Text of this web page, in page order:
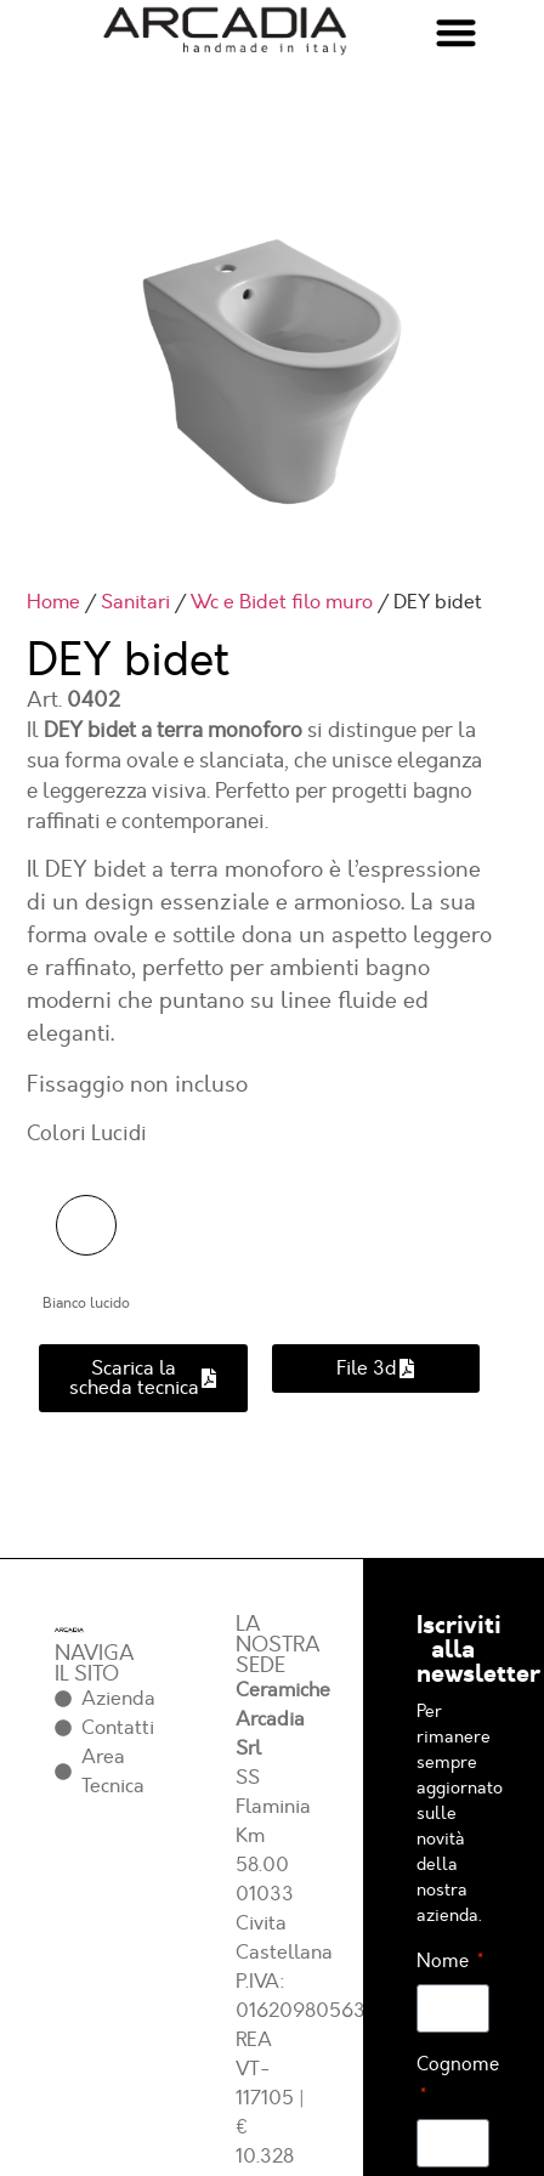
Home /Sanitari /Wc e Bidet filo muro / DEY bidet
DEY bidet
Art. 0402
Il DEY bidet a terra monoforo si distingue per la
sua forma ovale e slanciata, che unisce eleganza
e leggerezza visiva. Perfetto per progetti bagno
raffinati e contemporanei.
Il DEY bidet a terra monoforo è l’espressione
di un design essenziale e armonioso. La sua
forma ovale e sottile dona un aspetto leggero
e raffinato, perfetto per ambienti bagno
moderni che puntano su linee fluide ed
eleganti.
Fissaggio non incluso
Colori Lucidi
Bianco lucido
Scarica la
scheda tecnica
File 3d
NAVIGA
IL SITO
Azienda
Contatti
Area
Tecnica
LA
NOSTRA
SEDE
Ceramiche
Arcadia
Srl
SS
Flaminia
Km
58.00
01033
Civita
Castellana
P.IVA:
01620980563
REA
VT-
117105 |
€
10.328
Iscriviti
alla
newsletter
Per
rimanere
sempre
aggiornato
sulle
novità
della
nostra
azienda.
Nome
Cognome